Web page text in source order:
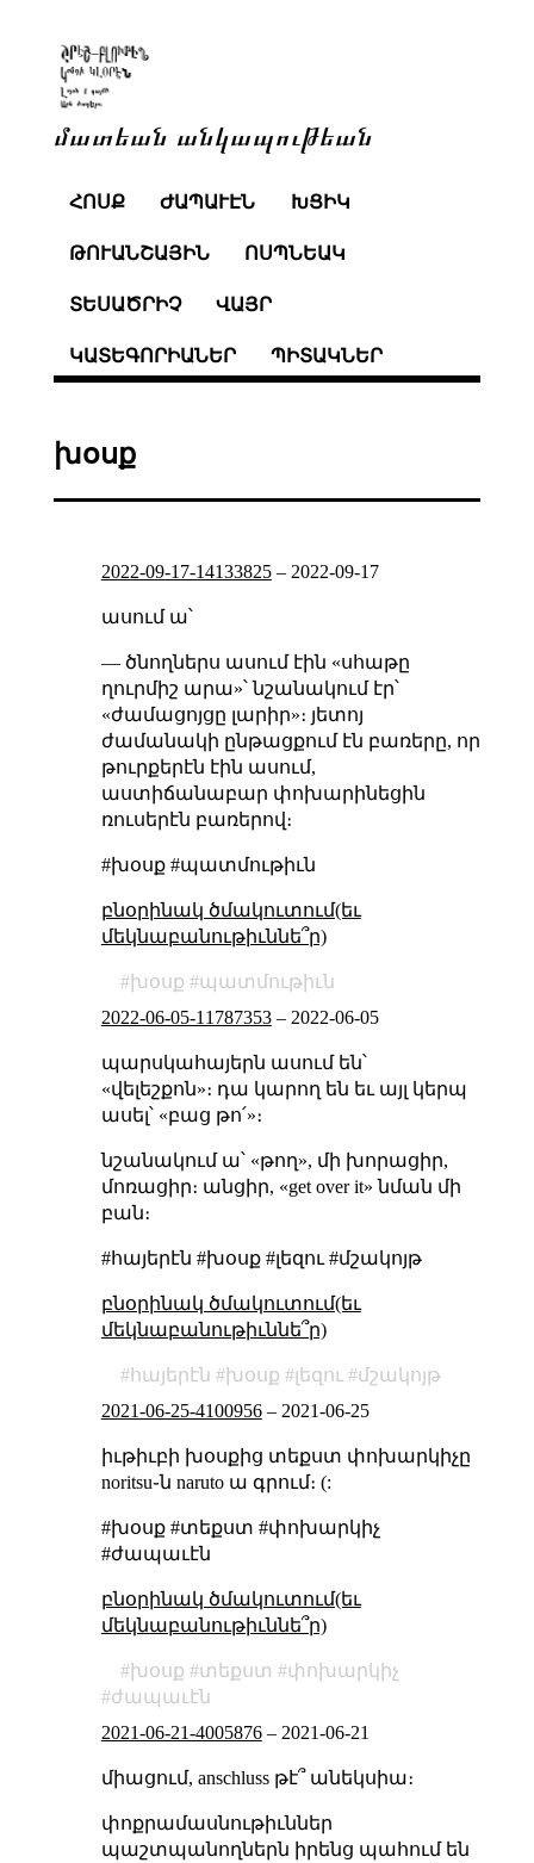
մատեան անկապութեան
ՀՈՍՔ ԺԱՊԱՒԷՆ ԽՑԻԿ
ԹՈՒԱՆՇԱՅԻՆ ՈՍՊՆԵԱԿ
ՏԵՍԱԾՐԻՉ ՎԱՅՐ
ԿԱՏԵԳՈՐԻԱՆԵՐ ՊԻՏԱԿՆԵՐ
խօսք
2022-09-17-14133825– 2022-09-17
ասում ա՝
— ծնողներս ասում էին «սհաթը
ղուրմիշ արա»՝ նշանակում էր՝
«ժամացոյցը լարիր»։ յետոյ
ժամանակի ընթացքում էն բառերը, որ
թուրքերէն էին ասում,
աստիճանաբար փոխարինեցին
ռուսերէն բառերով։
#խօսք #պատմութիւն
բնօրինակ ծմակուտում(եւ
մեկնաբանութիւննե՞ր)
խօսք
պատմութիւն
2022-06-05-11787353– 2022-06-05
պարսկահայերն ասում են՝
«վելեշքոն»։ դա կարող են եւ այլ կերպ
ասել՝ «բաց թո՛»։
նշանակում ա՝ «թող», մի խորացիր,
մոռացիր։ անցիր, «get over it» նման մի
բան։
#հայերէն #խօսք #լեզու #մշակոյթ
բնօրինակ ծմակուտում(եւ
մեկնաբանութիւննե՞ր)
հայերէն խօսք լեզու
մշակոյթ
2021-06-25-4100956– 2021-06-25
իւթիւբի խօսքից տեքստ փոխարկիչը
noritsu֊ն naruto ա գրում։ (:
#խօսք #տեքստ #փոխարկիչ
#ժապաւէն
բնօրինակ ծմակուտում(եւ
մեկնաբանութիւննե՞ր)
խօսք տեքստ
փոխարկիչ
ժապաւէն
2021-06-21-4005876– 2021-06-21
միացում, anschluss թէ՞ անեկսիա։
փոքրամասնութիւններ
պաշտպանողներն իրենց պահում են